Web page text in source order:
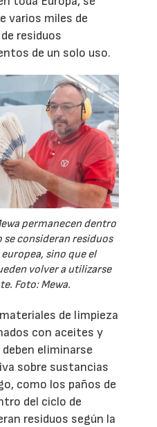
varios miles de
residuos
de un solo uso.
permanecen dentro
consideran residuos
sino que el
volver a utilizarse
Foto: Mewa.
de limpieza
con aceites y
eliminarse
sobre sustancias
como los paños de
del ciclo de
residuos según la